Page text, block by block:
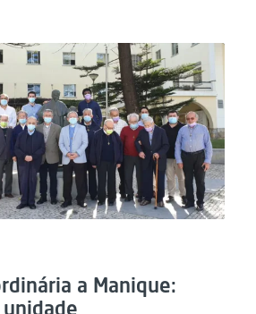
a Manique: